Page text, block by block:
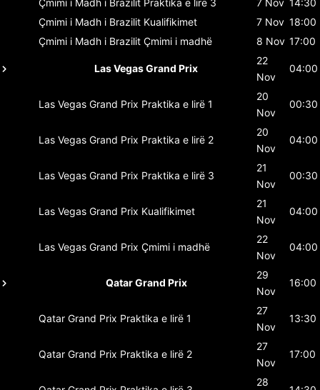
Çmimi i Madh i Brazilit Kualifikimet 7 Nov 18:00
Çmimi i Madh i Brazilit Çmimi i madhë 8 Nov 17:00
Las Vegas Grand Prix
22
Nov
04:00
Las Vegas Grand Prix Praktika e lirë 1
20
Nov
00:30
Las Vegas Grand Prix Praktika e lirë 2
20
Nov
04:00
Las Vegas Grand Prix Praktika e lirë 3
21
Nov
00:30
Las Vegas Grand Prix Kualifikimet
21
Nov
04:00
Las Vegas Grand Prix Çmimi i madhë
22
Nov
04:00
Qatar Grand Prix
29
Nov
16:00
Qatar Grand Prix Praktika e lirë 1
27
Nov
13:30
Qatar Grand Prix Praktika e lirë 2
27
Nov
17:00
28